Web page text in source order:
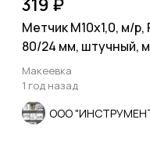
319 ₽
Метчик М10х1,0, м/р,
80/24 мм, штучный,
шлифованный.
Макеевка
1 год назад
ООО